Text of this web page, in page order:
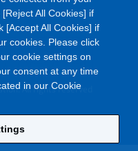
All rights reserved
All Cookies] if
[Accept All Cookies] if
cookies. Please click
cookie settings on
consent at any time
in our Cookie